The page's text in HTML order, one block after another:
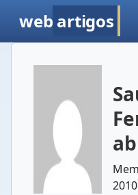
web artigos
2010